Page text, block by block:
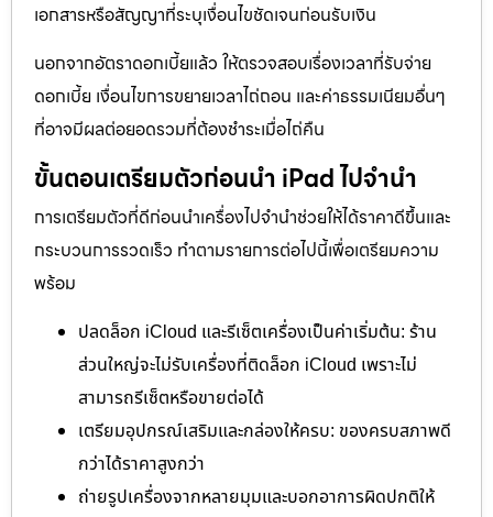
เอกสารหรือสัญญาที่ระบุเงื่อนไขชัดเจนก่อนรับเงิน
นอกจากอัตราดอกเบี้ยแล้ว ให้ตรวจสอบเรื่องเวลาที่รับจ่าย
ดอกเบี้ย เงื่อนไขการขยายเวลาไถ่ถอน และค่าธรรมเนียมอื่นๆ
ที่อาจมีผลต่อยอดรวมที่ต้องชำระเมื่อไถ่คืน
ขั้นตอนเตรียมตัวก่อนนำ iPad ไปจำนำ
การเตรียมตัวที่ดีก่อนนำเครื่องไปจำนำช่วยให้ได้ราคาดีขึ้นและ
กระบวนการรวดเร็ว ทำตามรายการต่อไปนี้เพื่อเตรียมความ
พร้อม
ปลดล็อก iCloud และรีเซ็ตเครื่องเป็นค่าเริ่มต้น: ร้าน
ส่วนใหญ่จะไม่รับเครื่องที่ติดล็อก iCloud เพราะไม่
สามารถรีเซ็ตหรือขายต่อได้
เตรียมอุปกรณ์เสริมและกล่องให้ครบ: ของครบสภาพดี
กว่าได้ราคาสูงกว่า
ถ่ายรูปเครื่องจากหลายมุมและบอกอาการผิดปกติให้